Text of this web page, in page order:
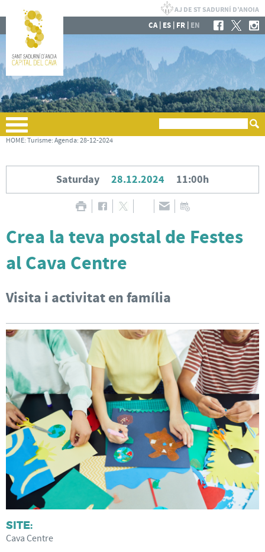
CA| ES | FR | EN
HOME: Turisme: Agenda: 28-12-2024
Saturday 28.12.2024 11:00h
Crea la teva postal de Festes
al Cava Centre
Visita i activitat en família
SITE:
Cava Centre